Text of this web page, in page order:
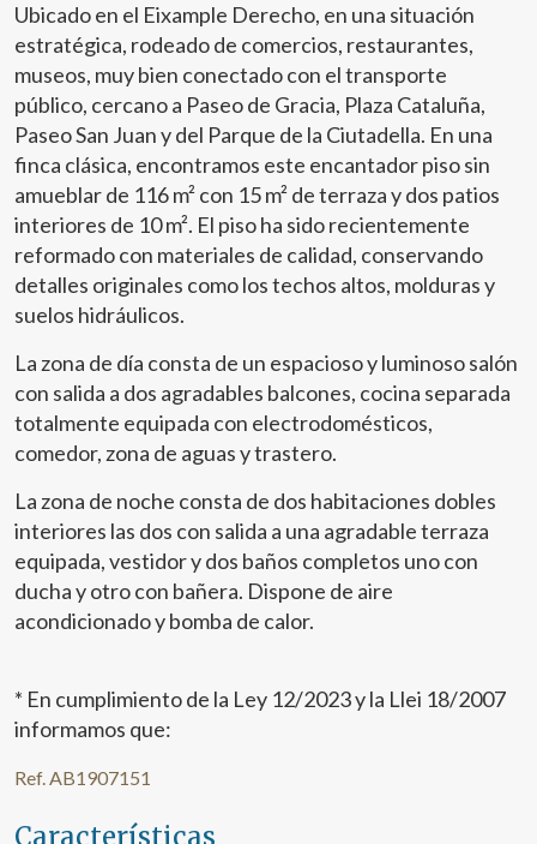
Ubicado en el Eixample Derecho, en una situación
estratégica, rodeado de comercios, restaurantes,
museos, muy bien conectado con el transporte
público, cercano a Paseo de Gracia, Plaza Cataluña,
Paseo San Juan y del Parque de la Ciutadella. En una
finca clásica, encontramos este encantador piso sin
amueblar de 116 m² con 15 m² de terraza y dos patios
interiores de 10 m². El piso ha sido recientemente
reformado con materiales de calidad, conservando
detalles originales como los techos altos, molduras y
suelos hidráulicos.
La zona de día consta de un espacioso y luminoso salón
con salida a dos agradables balcones, cocina separada
totalmente equipada con electrodomésticos,
comedor, zona de aguas y trastero.
La zona de noche consta de dos habitaciones dobles
interiores las dos con salida a una agradable terraza
equipada, vestidor y dos baños completos uno con
ducha y otro con bañera. Dispone de aire
acondicionado y bomba de calor.
* En cumplimiento de la Ley 12/2023 y la Llei 18/2007
informamos que:
Ref. AB1907151
Características